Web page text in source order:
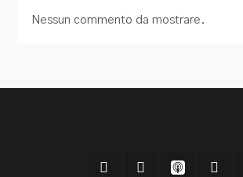
Nessun commento da mostrare.